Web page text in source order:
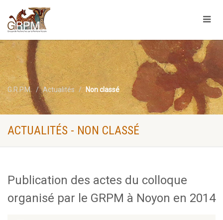
G.R.P.M. Actualités Non classé
ACTUALITÉS - NON CLASSÉ
Publication des actes du colloque
organisé par le GRPM à Noyon en 2014